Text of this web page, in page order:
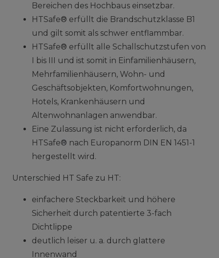
Bereichen des Hochbaus einsetzbar.
HTSafe® erfüllt die Brandschutzklasse B1
und gilt somit als schwer entflammbar.
HTSafe® erfüllt alle Schallschutzstufen von
I bis III und ist somit in Einfamilienhäusern,
Mehrfamilienhäusern, Wohn- und
Geschäftsobjekten, Komfortwohnungen,
Hotels, Krankenhäusern und
Altenwohnanlagen anwendbar.
Eine Zulassung ist nicht erforderlich, da
HTSafe® nach Europanorm DIN EN 1451-1
hergestellt wird.
Unterschied HT Safe zu HT:
einfachere Steckbarkeit und höhere
Sicherheit durch patentierte 3-fach
Dichtlippe
deutlich leiser u. a. durch glattere
Innenwand